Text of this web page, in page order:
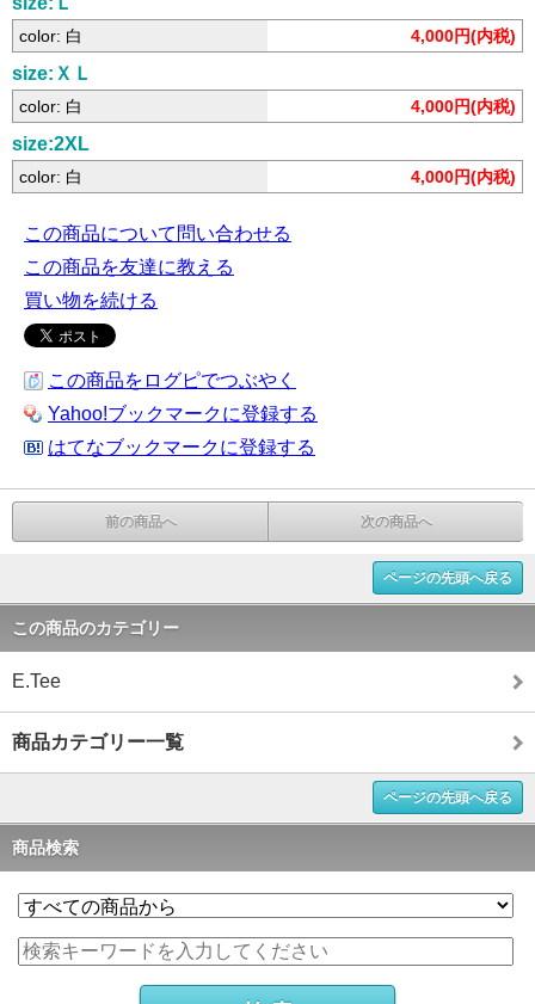
color: 白 4,000円(内税)
size:ＸＬ
color: 白 4,000円(内税)
size:2XL
color: 白 4,000円(内税)
この商品について問い合わせる
この商品を友達に教える
買い物を続ける
この商品をログピでつぶやく
Yahoo!ブックマークに登録する
はてなブックマークに登録する
前の商品へ 次の商品へ
ページの先頭へ戻る
この商品のカテゴリー
E.Tee
商品カテゴリー一覧
ページの先頭へ戻る
商品検索